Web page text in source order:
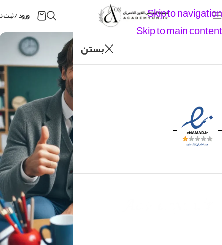
Skip to navigation
Skip to main content
ورود / ثبت
بستن
-
-